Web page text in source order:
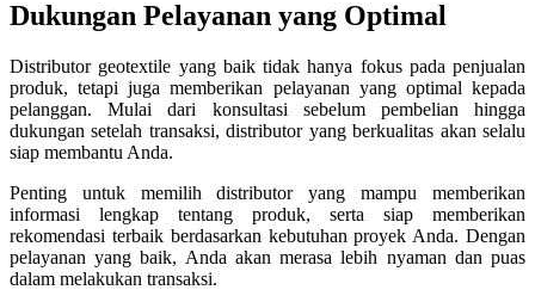
Dukungan Pelayanan yang Optimal
Distributor geotextile yang baik tidak hanya fokus pada penjualan
produk, tetapi juga memberikan pelayanan yang optimal kepada
pelanggan. Mulai dari konsultasi sebelum pembelian hingga
dukungan setelah transaksi, distributor yang berkualitas akan selalu
siap membantu Anda.
Penting untuk memilih distributor yang mampu memberikan
informasi lengkap tentang produk, serta siap memberikan
rekomendasi terbaik berdasarkan kebutuhan proyek Anda. Dengan
pelayanan yang baik, Anda akan merasa lebih nyaman dan puas
dalam melakukan transaksi.